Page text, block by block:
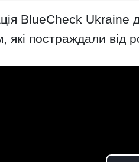
BlueCheck Ukraine
які постраждали від